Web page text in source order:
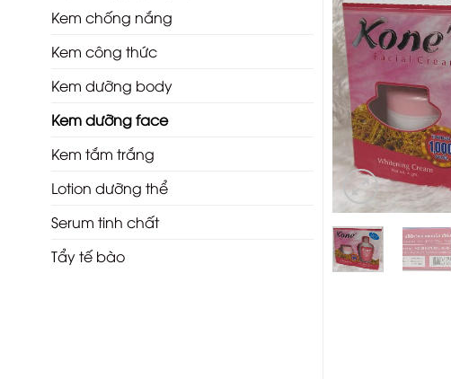
Kem chống nắng
Kem công thức
Kem dưỡng body
Kem dưỡng face
Kem tắm trắng
Lotion dưỡng thể
Serum tinh chất
Tẩy tế bào